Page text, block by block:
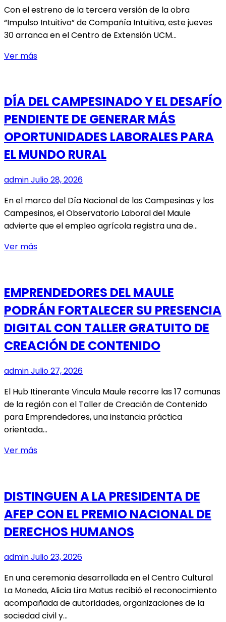
Con el estreno de la tercera versión de la obra
“Impulso Intuitivo” de Compañía Intuitiva, este jueves
30 arranca en el Centro de Extensión UCM…
Ver másEXTENSIÓN
AL
3°
CICLO
DE
ARTES
TEXT:
ESPACIO
DE
ENCUENTRO
DÍA DEL CAMPESINADO Y EL DESAFÍO
PENDIENTE DE GENERAR MÁS
OPORTUNIDADES LABORALES PARA
EL MUNDO RURAL
adminJulio 28, 2026
En el marco del Día Nacional de las Campesinas y los
Campesinos, el Observatorio Laboral del Maule
advierte que el empleo agrícola registra una de…
Ver másDÍA
EL
DESAFÍO
PENDIENTE
DE
GENERAR
OPORTUNIDADES
PARA
EL
MUNDO
RURAL
EMPRENDEDORES DEL MAULE
PODRÁN FORTALECER SU PRESENCIA
DIGITAL CON TALLER GRATUITO DE
CREACIÓN DE CONTENIDO
adminJulio 27, 2026
El Hub Itinerante Vincula Maule recorre las 17 comunas
de la región con el Taller de Creación de Contenido
para Emprendedores, una instancia práctica
orientada…
Ver másEMPRENDEDORES
FORTALECER
SU
PRESENCIA
DIGITAL
CON
TALLER
GRATUITO
DE
CREACIÓN
DE
DISTINGUEN A LA PRESIDENTA DE
AFEP CON EL PREMIO NACIONAL DE
DERECHOS HUMANOS
adminJulio 23, 2026
En una ceremonia desarrollada en el Centro Cultural
La Moneda, Alicia Lira Matus recibió el reconocimiento
acompañada de autoridades, organizaciones de la
sociedad civil y…